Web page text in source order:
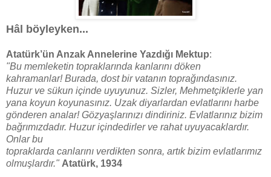
Hâl böyleyken...
Atatürk’ün Anzak Annelerine Yazdığı Mektup:
"Bu memleketin topraklarında kanlarını döken
kahramanlar!Burada, dost bir vatanın toprağındasınız.
Huzur ve sükun içinde uyuyunuz. Sizler, Mehmetçiklerle yan
yana koyun koyunasınız. Uzak diyarlardan evlatlarını harbe
gönderen analar! Gözyaşlarınızı dindiriniz. Evlatlarınız bizim
bağrımızdadır. Huzur içindedirler ve rahat uyuyacaklardır.
Onlar bu
topraklarda canlarını verdikten sonra, artık bizim evlatlarımız
olmuşlardır." Atatürk, 1934